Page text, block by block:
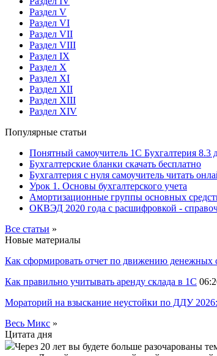
Раздел V
Раздел VI
Раздел VII
Раздел VIII
Раздел IX
Раздел X
Раздел XI
Раздел XII
Раздел XIII
Раздел XIV
Популярные статьи
Понятный самоучитель 1С Бухгалтерия 8.3
Бухгалтерские бланки скачать бесплатно
Бухгалтерия с нуля самоучитель читать
Урок 1. Основы бухгалтерского учета
Амортизационные группы основных
ОКВЭД 2020 года с расшифровкой -
Все статьи »
Новые материалы
Как сформировать отчет по движению денежных
Как правильно учитывать аренду склада в 1С
Мораторий на взыскание неустойки по ДДУ
Весь Микс »
Цитата дня
Через 20 лет вы будете больше разочарованы